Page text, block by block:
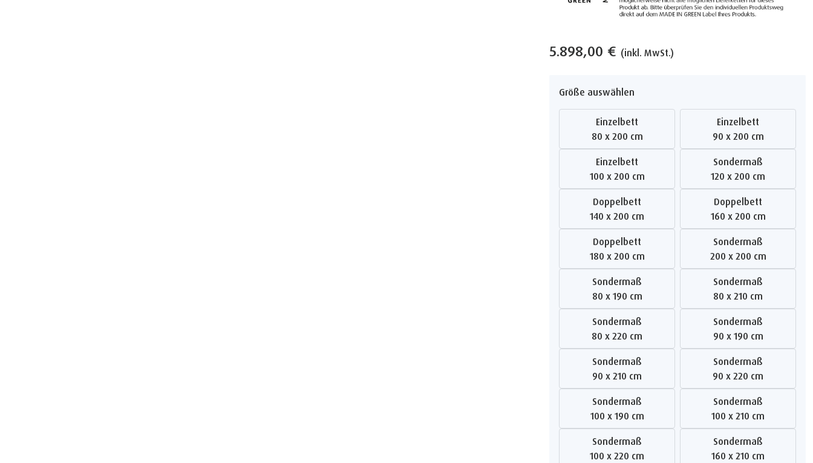
5.898,00 € (inkl. MwSt.)
Größe auswählen
Einzelbett
80 x 200 cm
Einzelbett
90 x 200 cm
Einzelbett
100 x 200 cm
Sondermaß
120 x 200 cm
Doppelbett
140 x 200 cm
Doppelbett
160 x 200 cm
Doppelbett
180 x 200 cm
Sondermaß
200 x 200 cm
Sondermaß
80 x 190 cm
Sondermaß
80 x 210 cm
Sondermaß
80 x 220 cm
Sondermaß
90 x 190 cm
Sondermaß
90 x 210 cm
Sondermaß
90 x 220 cm
Sondermaß
100 x 190 cm
Sondermaß
100 x 210 cm
Sondermaß
100 x 220 cm
Sondermaß
160 x 210 cm